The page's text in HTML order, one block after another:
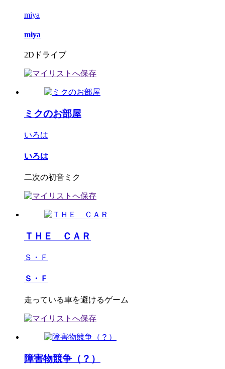
miya
miya
2Dドライブ
ミクのお部屋
いろは
いろは
二次の初音ミク
ＴＨＥ ＣＡＲ
Ｓ・Ｆ
Ｓ・Ｆ
走っている車を避けるゲーム
障害物競争（？）